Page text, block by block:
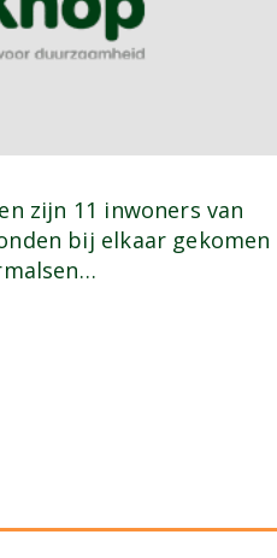
zijn 11 inwoners van
bij elkaar gekomen